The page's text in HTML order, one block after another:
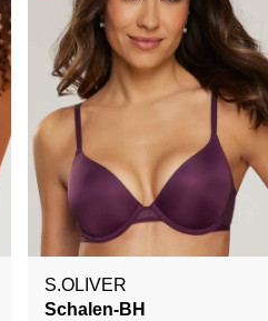
S.OLIVER
Schalen-BH